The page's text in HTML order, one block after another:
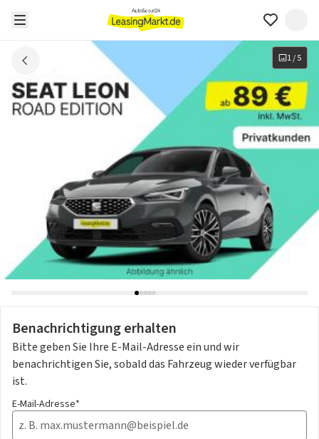
1/5
Benachrichtigung erhalten
Bitte geben Sie Ihre E-Mail-Adresse ein und wir
benachrichtigen Sie, sobald das Fahrzeug wieder verfügbar
ist.
E-Mail-Adresse*